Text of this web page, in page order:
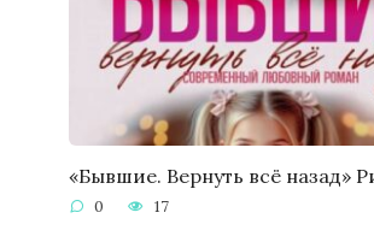
«Бывшие. Вернуть всё назад»
0 17